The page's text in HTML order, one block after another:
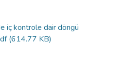
iç kontrole dair döngü
(614.77 KB)